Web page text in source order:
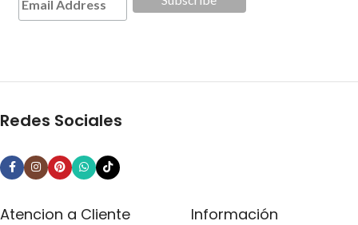
Redes Sociales
Atencion a Cliente Información